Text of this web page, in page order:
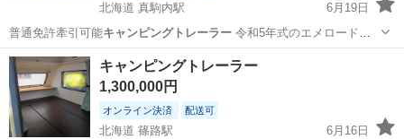
北海道 真駒内駅
6月19日
普通免許牽引可能キャンピングトレーラー令和5年式のエメロード
376…
北海道 札幌市 真駒内駅 その他
キャンピングトレーラー
1,300,000円
オンライン決済 配送可
北海道 篠路駅
6月16日